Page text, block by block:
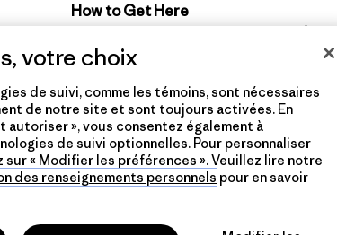
How to Get Here
Take the subway to Sinsa station
Stay connected with Patagonia by
Follow Patagonia Garosugil
votre choix
de suivi, comme les témoins, sont nécessaires
de notre site et sont toujours activées. En
autoriser », vous consentez également à
de suivi optionnelles. Pour personnaliser
« Modifier les préférences ». Veuillez lire notre
des renseignements personnels pour en savoir